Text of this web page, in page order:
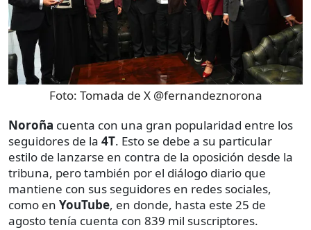
Foto: Tomada de X @fernandeznorona
Noroña cuenta con una gran popularidad entre los
seguidores de la 4T. Esto se debe a su particular
estilo de lanzarse en contra de la oposición desde la
tribuna, pero también por el diálogo diario que
mantiene con sus seguidores en redes sociales,
como en YouTube, en donde, hasta este 25 de
agosto tenía cuenta con 839 mil suscriptores.